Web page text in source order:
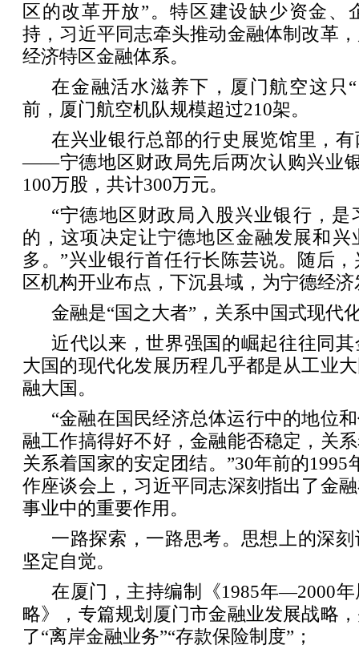
区的改革开放”。特区建设缺少资金、
持，习近平同志牵头推动金融体制改革
经济特区金融体系。
在金融活水滋养下，厦门航空这只
前，厦门航空机队规模超过210架。
在兴业银行总部的行史展览馆里，
——宁德地区财政局先后两次认购兴业
100万股，共计300万元。
“宁德地区财政局入股兴业银行，
的，这项决定让宁德地区金融发展和兴
多。”兴业银行首任行长陈芸说。随后
区机构开业布点，下沉县域，为宁德经
金融是“国之大者”，关系中国式现代
近代以来，世界强国的崛起往往同
大国的现代化发展历程几乎都是从工业
融大国。
“金融在国民经济总体运行中的地位
融工作搞得好不好，金融能否稳定，关
关系着国家的安定团结。”30年前的1995
作座谈会上，习近平同志深刻指出了金
事业中的重要作用。
一路探索，一路思考。思想上的深
坚定自觉。
在厦门，主持编制《1985年—2000
略》，专篇规划厦门市金融业发展战略
了“离岸金融业务”“存款保险制度”；